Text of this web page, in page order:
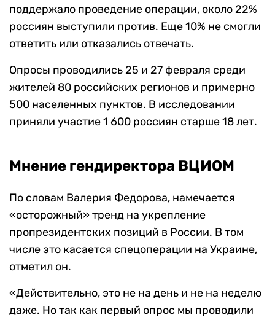
поддержало проведение операции, около 22%
россиян выступили против. Еще 10% не смогли
ответить или отказались отвечать.
Опросы проводились 25 и 27 февраля среди
жителей 80 российских регионов и примерно
500 населенных пунктов. В исследовании
приняли участие 1 600 россиян старше 18 лет.
Мнение гендиректора ВЦИОМ
По словам Валерия Федорова, намечается
«осторожный» тренд на укрепление
пропрезидентских позиций в России. В том
числе это касается спецоперации на Украине,
отметил он.
«Действительно, это не на день и не на неделю
даже. Но так как первый опрос мы проводили